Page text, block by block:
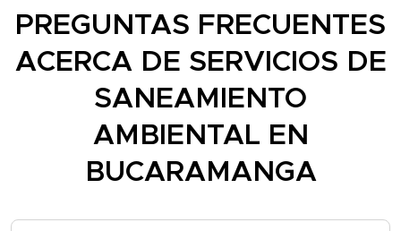
PREGUNTAS FRECUENTES
ACERCA DE SERVICIOS DE
SANEAMIENTO
AMBIENTAL EN
BUCARAMANGA